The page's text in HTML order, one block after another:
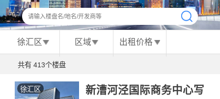
徐汇区 区域 出租价格
共有 413个楼盘
徐汇区
新漕河泾国际商务中心写